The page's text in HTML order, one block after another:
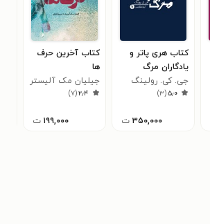
کتاب هری پاتر و
یادگاران مرگ
جی. کی. رولینگ
۵٫۰(۳)
۳۵۰,۰۰۰ ت
کتاب آخرین حرف
ها
جیلیان مک آلیستر
۲٫۴(۷)
۱۹۹,۰۰۰ ت